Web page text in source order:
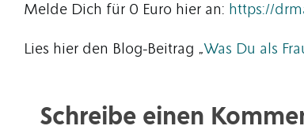
Melde Dich für 0 Euro hier an: https://
Lies hier den Blog-Beitrag „Was Du als
Schreibe einen